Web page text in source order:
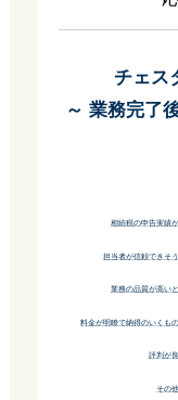
チェス
～ 業務完了
相続税の申告実績
担当者が信頼できそ
業務の品質が高い
料金が明瞭で納得のいくも
評判が
その